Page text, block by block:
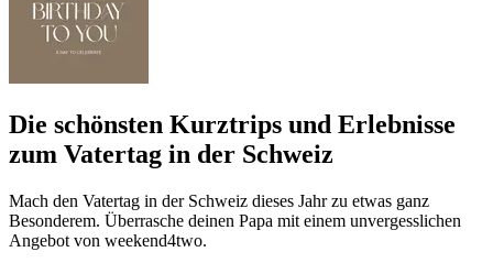
Die schönsten Kurztrips und Erlebnisse
zum Vatertag in der Schweiz
Mach den Vatertag in der Schweiz dieses Jahr zu etwas ganz
Besonderem. Überrasche deinen Papa mit einem unvergesslichen
Angebot von weekend4two.